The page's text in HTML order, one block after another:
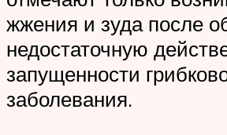
жжения и зуда после
недостаточную
запущенности
заболевания.